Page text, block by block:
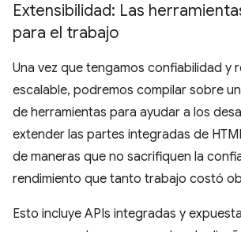
Extensibilidad: Las
para el trabajo
Una vez que tengamos confiabilidad y
escalable, podremos compilar sobre
de herramientas para ayudar a los
extender las partes integradas de
de maneras que no sacrifiquen la
rendimiento que tanto trabajo costó
Esto incluye APIs integradas y